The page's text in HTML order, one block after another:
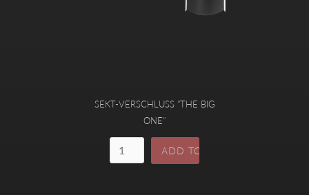
SEKT-VERSCHLUSS "THE BIG
ONE"